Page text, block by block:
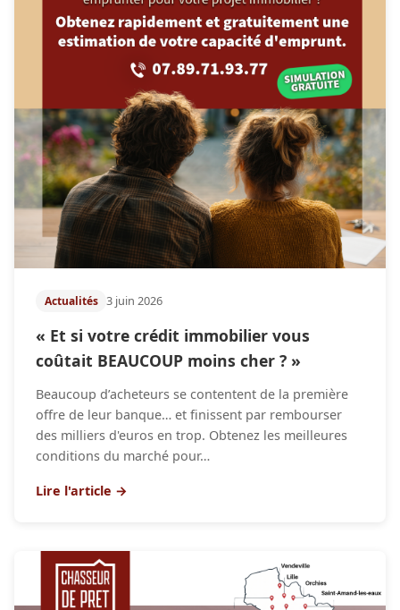
Actualités 3 juin 2026
« Et si votre crédit immobilier vous
coûtait BEAUCOUP moins cher ? »
Beaucoup d’acheteurs se contentent de la première
offre de leur banque… et finissent par rembourser
des milliers d'euros en trop. Obtenez les meilleures
conditions du marché pour…
Lire l'article →